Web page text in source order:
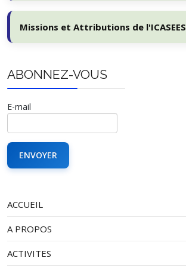
Missions et Attributions de l'ICASEES
ABONNEZ-VOUS
E-mail
ACCUEIL
A PROPOS
ACTIVITES